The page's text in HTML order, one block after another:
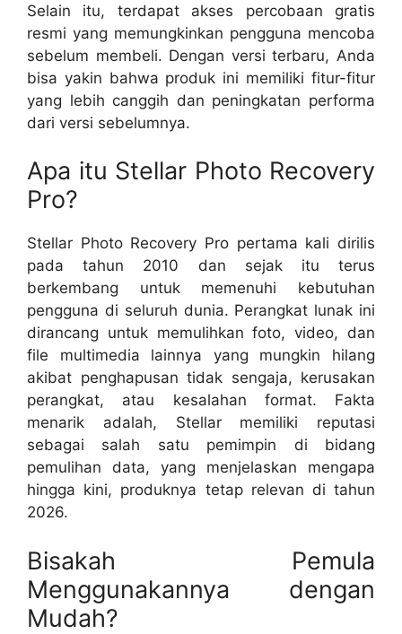
Selain itu, terdapat akses percobaan gratis
resmi yang memungkinkan pengguna mencoba
sebelum membeli. Dengan versi terbaru, Anda
bisa yakin bahwa produk ini memiliki fitur-fitur
yang lebih canggih dan peningkatan performa
dari versi sebelumnya.
Apa itu Stellar Photo Recovery
Pro?
Stellar Photo Recovery Pro pertama kali dirilis
pada tahun 2010 dan sejak itu terus
berkembang untuk memenuhi kebutuhan
pengguna di seluruh dunia. Perangkat lunak ini
dirancang untuk memulihkan foto, video, dan
file multimedia lainnya yang mungkin hilang
akibat penghapusan tidak sengaja, kerusakan
perangkat, atau kesalahan format. Fakta
menarik adalah, Stellar memiliki reputasi
sebagai salah satu pemimpin di bidang
pemulihan data, yang menjelaskan mengapa
hingga kini, produknya tetap relevan di tahun
2026.
Bisakah Pemula
Menggunakannya dengan
Mudah?